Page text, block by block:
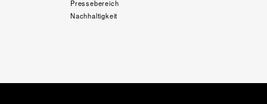
Pressebereich
Nachhaltigkeit